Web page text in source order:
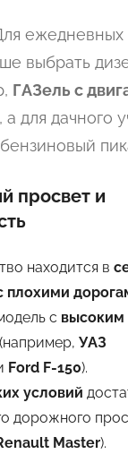
ежедневных
выбрать
ГАЗель с
а для дачного
просвет и
находится в
плохими
с высоким
(например, УАЗ
Ford F-150).
условий
дорожного
Master).